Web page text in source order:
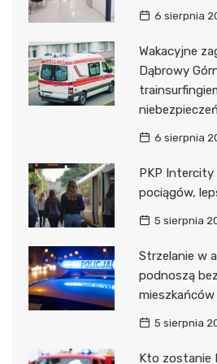
6 sierpnia
Wakacyjne
Dąbrowy
6 sierpnia
PKP Intercity
pociągów,
5 sierpnia
Strzelanie w
podnoszą
mieszkańców
5 sierpnia
Kto zostanie